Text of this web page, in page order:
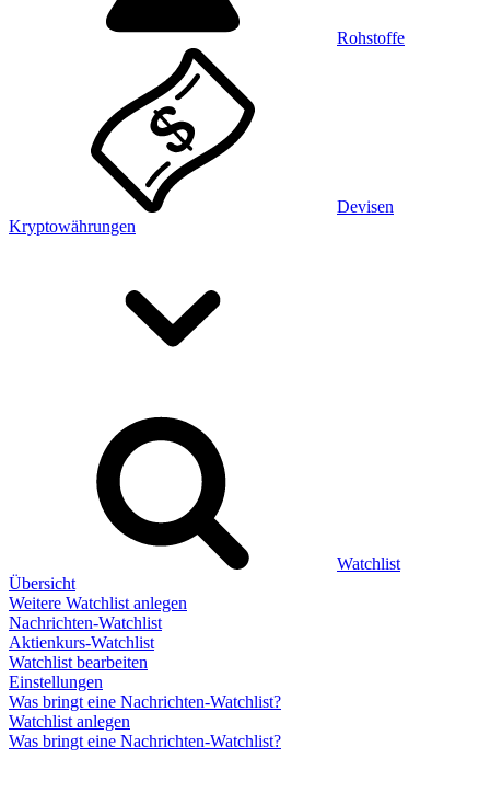
Rohstoffe
Devisen
Kryptowährungen
Watchlist
Übersicht
Weitere Watchlist anlegen
Nachrichten-Watchlist
Aktienkurs-Watchlist
Watchlist bearbeiten
Einstellungen
Was bringt eine Nachrichten-Watchlist?
Watchlist anlegen
Was bringt eine Nachrichten-Watchlist?